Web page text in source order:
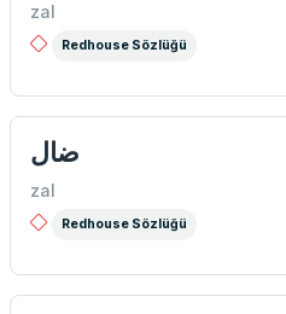
zal
Redhouse Sözlüğü
ضال
zal
Redhouse Sözlüğü